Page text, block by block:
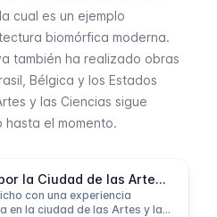
cual es un ejemplo
biomórfica moderna.
también ha realizado obras
Bélgica y los Estados
y las Ciencias sigue
el momento.
Excursión por la Ciudad de las Artes y las Ciencias y comida en el ático
con una experiencia
en la ciudad de las Artes y las